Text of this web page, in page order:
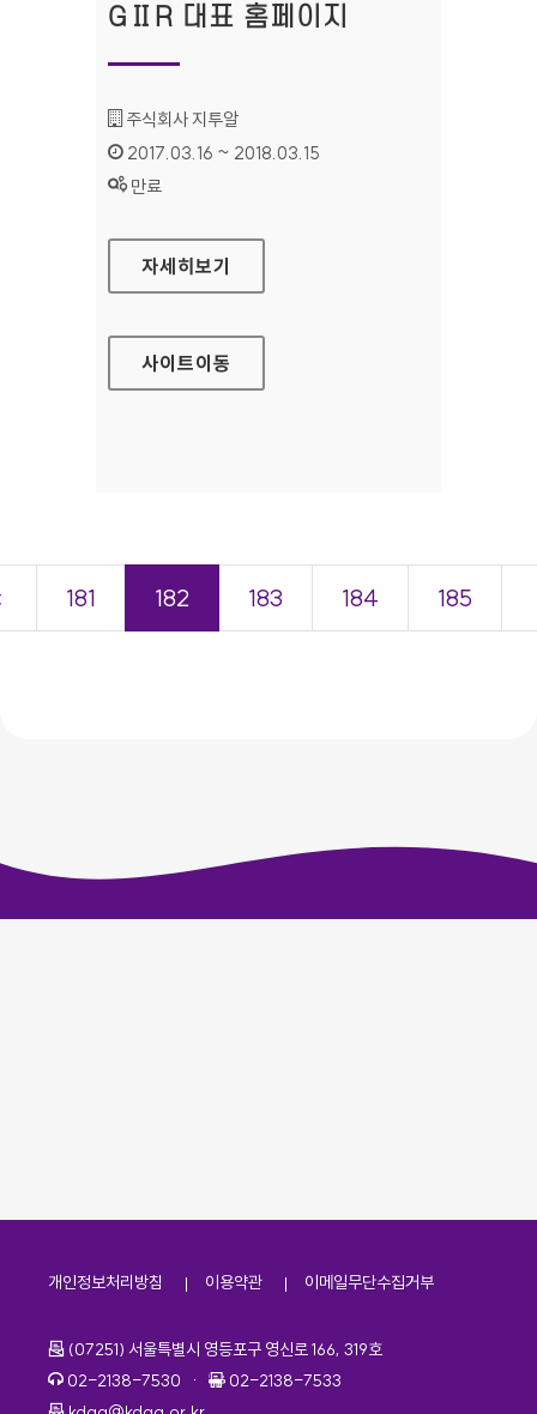
GⅡR 대표 홈페이지
기관명 :
주식회사 지투알
인증기간 :
2017.03.16 ~ 2018.03.15
상태 :
만료
GⅡR 대표 홈페이지
자세히보기
사이트이동
181 182 183 184 185
개인정보처리방침 이용약관 이메일무단수집거부
주소
(07251) 서울특별시 영등포구 영신로 166, 319호
전화번호
02-2138-7530 · 팩스번호
02-2138-7533